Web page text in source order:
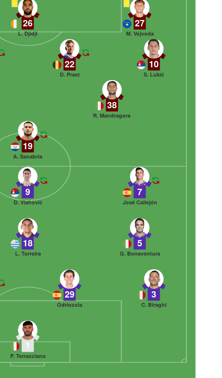
27
M. Vojvoda
26
L. Djidji
10
S. Lukić
22
D. Praet
38
R. Mandragora
19
A. Sanabria
1
P. Terracciano
29
Odriozola
3
C. Biraghi
18
L. Torreira
5
G. Bonaventura
9
D. Vlahović
7
José Callejón